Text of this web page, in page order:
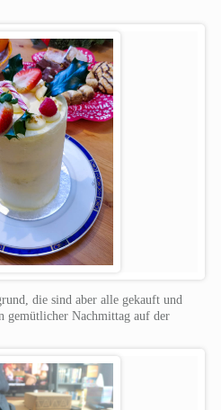
die sind aber alle gekauft und
gemütlicher Nachmittag auf der